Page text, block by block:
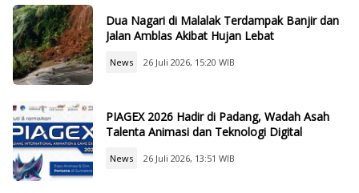
Dua Nagari di Malalak Terdampak Banjir dan
Jalan Amblas Akibat Hujan Lebat
News 26 Juli 2026, 15:20 WIB
PIAGEX 2026 Hadir di Padang, Wadah Asah
Talenta Animasi dan Teknologi Digital
News 26 Juli 2026, 13:51 WIB